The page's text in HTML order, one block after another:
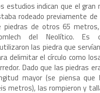
estudios indican que el gran
rodeado previamente de
piedras de otros 65
del Neolítico. Es
las piedra que
delimitar el círculo como
Dado que las piedras
mayor (se piensa que
metros), las rompieron y